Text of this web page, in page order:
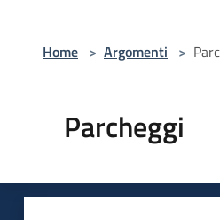
Home > Argomenti >
Parcheggi